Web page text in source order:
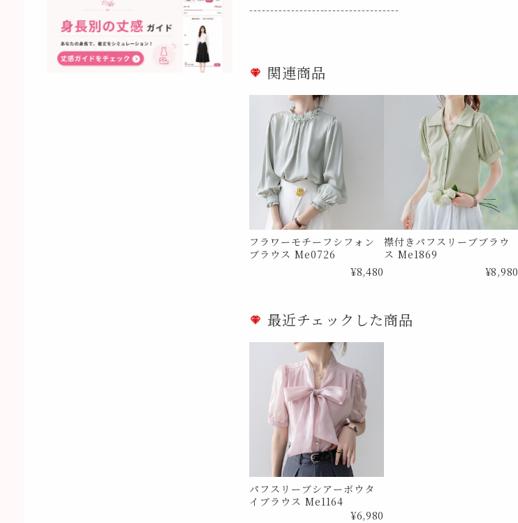
------------------------------------
関連商品
フラワーモチーフシフォン
ブラウス Me0726
¥8,480
襟付きパフスリーブブラウ
ス Me1869
¥8,980
最近チェックした商品
パフスリーブシアーボウタ
イブラウス Me1164
¥6,980